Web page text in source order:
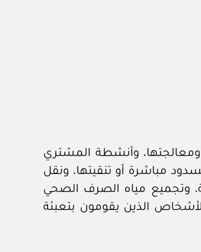
ومعالجتها، وأنشطة المشتري
مباشرة أو تنقيتها، ونقل
وتجميع مياه الصرف الصحي
الذين يقومون بتعبئة